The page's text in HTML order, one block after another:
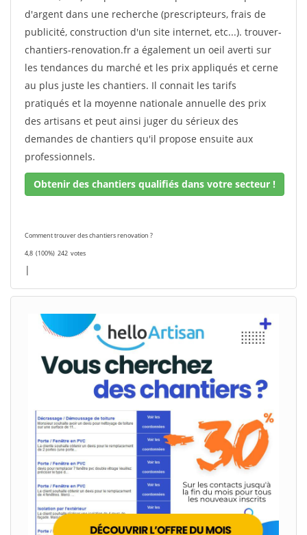
d'argent dans une recherche (prescripteurs, frais de
publicité, construction d'un site internet, etc...). trouver-
chantiers-renovation.fr a également un oeil averti sur
les tendances du marché et les prix appliqués et cerne
au plus juste les chantiers. Il connait les tarifs
pratiqués et la moyenne nationale annuelle des prix
des artisans et peut ainsi juger du sérieux des
demandes de chantiers qu'il propose ensuite aux
professionnels.
Obtenir des chantiers qualifiés dans votre secteur !
Comment trouver des chantiers renovation ?
4,8 (100%) 242 votes
|